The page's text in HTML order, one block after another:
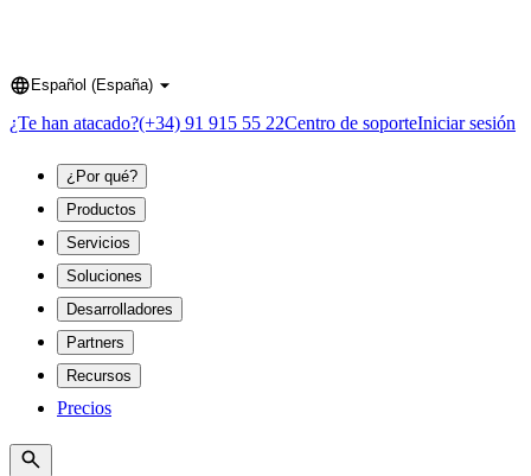
Language
Español (España)
¿Te han atacado?(+34) 91 915 55 22Centro de soporteIniciar sesión
¿Por qué?
Productos
Servicios
Soluciones
Desarrolladores
Partners
Recursos
Precios